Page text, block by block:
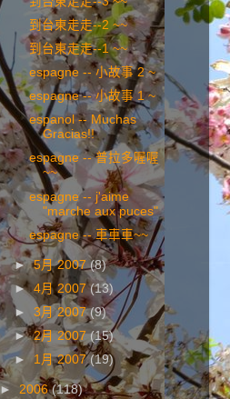
到台東走走--2 ~~
到台東走走--1 ~~
espagne -- 小故事 2 ~
espagne -- 小故事 1 ~
espanol -- Muchas
Gracias!!
espagne -- 普拉多喔喔
~~
espagne -- j'aime
"marche aux puces"
espagne -- 車車車~~
►5月 2007 (8)
►4月 2007(13)
► 3月 2007(9)
►2月 2007(15)
►1月 2007(19)
► 2006(118)